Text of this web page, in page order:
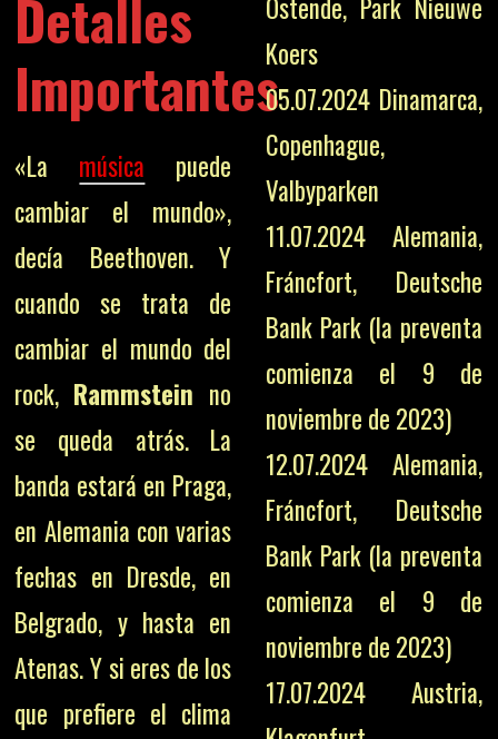
Detalles
Importantes
«La música puede
cambiar el mundo»,
decía Beethoven. Y
cuando se trata de
cambiar el mundo del
rock, Rammstein no
se queda atrás. La
banda estará en Praga,
en Alemania con varias
fechas en Dresde, en
Belgrado, y hasta en
Atenas. Y si eres de los
que prefiere el clima
Ostende, Park Nieuwe
Koers
05.07.2024 Dinamarca,
Copenhague,
Valbyparken
11.07.2024 Alemania,
Fráncfort, Deutsche
Bank Park (la preventa
comienza el 9 de
noviembre de 2023)
12.07.2024 Alemania,
Fráncfort, Deutsche
Bank Park (la preventa
comienza el 9 de
noviembre de 2023)
17.07.2024 Austria,